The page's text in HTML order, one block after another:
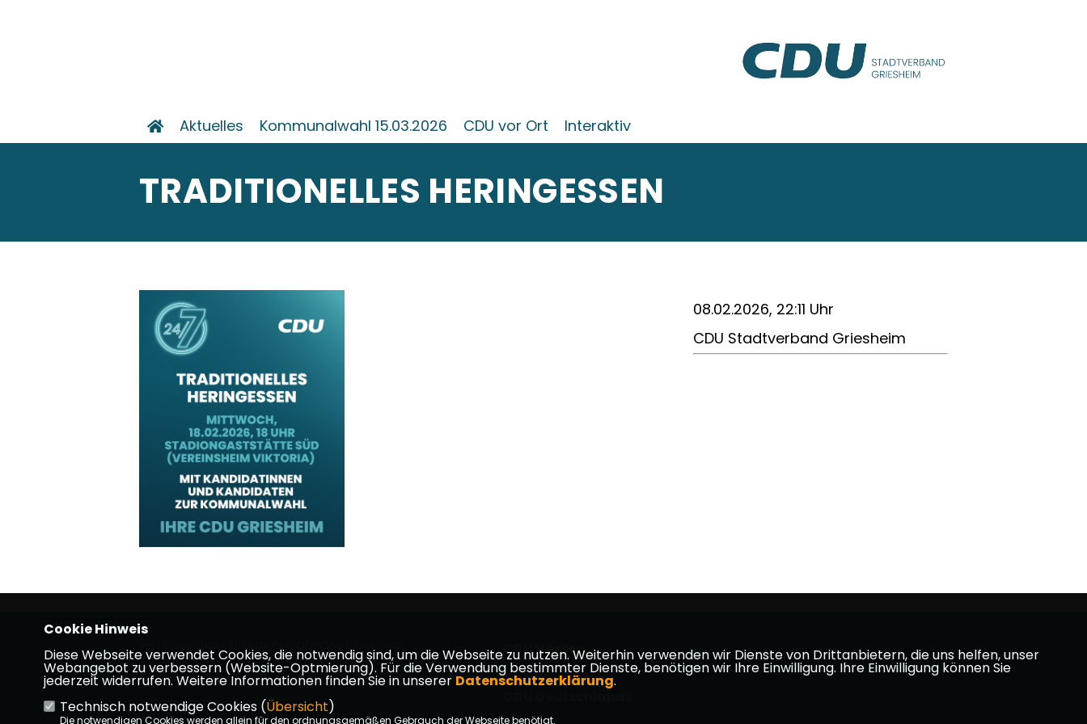
Aktuelles Kommunalwahl 15.03.2026 CDU vor Ort Interaktiv
TRADITIONELLES HERINGESSEN
08.02.2026, 22:11 Uhr
CDU Stadtverband Griesheim
Impressum Datenschutz
Kontakt
Mitgliederbereich
CDU Hessen
Cookie Hinweis
Diese Webseite verwendet Cookies, die notwendig sind, um die Webseite zu nutzen. Weiterhin verwenden wir Dienste von Drittanbietern, die uns helfen, unser
Webangebot zu verbessern (Website-Optmierung). Für die Verwendung bestimmter Dienste, benötigen wir Ihre Einwilligung. Ihre Einwilligung können Sie
jederzeit widerrufen. Weitere Informationen finden Sie in unserer Datenschutzerklärung.
Technisch notwendige Cookies (Übersicht)
Die notwendigen Cookies werden allein für den ordnungsgemäßen Gebrauch der Webseite benötigt.